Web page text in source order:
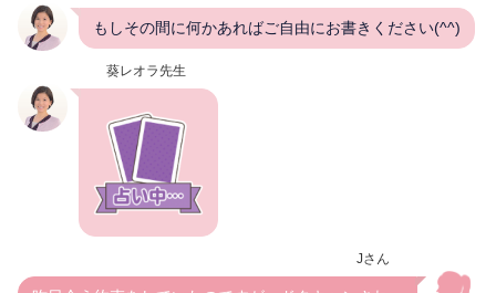
もしその間に何かあればご自由にお書きください(^^)
葵レオラ先生
Jさん